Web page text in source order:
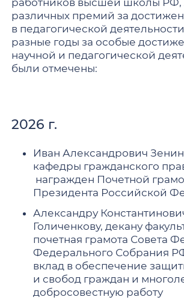
различных премий за
в педагогической
разные годы за особые
научной и педагогической
были отмечены:
2026 г.
Иван Александрович
кафедры гражданского
награжден Почетной
Президента Российской
Александру
Голиченкову, декану
почетная грамота Совета
Федерального Собрания
вклад в обеспечение
и свобод граждан и
добросовестную работу